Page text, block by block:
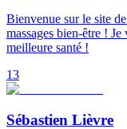
Bienvenue sur le site
massages bien-être !
meilleure santé !
13
Sébastien Lièvre